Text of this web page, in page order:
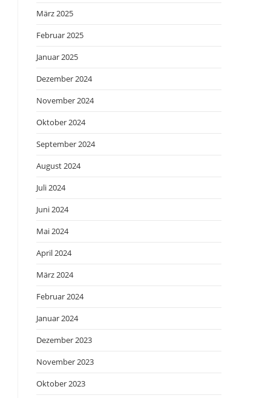
März 2025
Februar 2025
Januar 2025
Dezember 2024
November 2024
Oktober 2024
September 2024
August 2024
Juli 2024
Juni 2024
Mai 2024
April 2024
März 2024
Februar 2024
Januar 2024
Dezember 2023
November 2023
Oktober 2023